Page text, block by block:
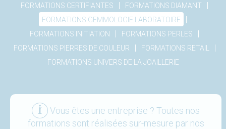
FORMATIONS CERTIFIANTES | FORMATIONS DIAMANT |
FORMATIONS GEMMOLOGIE LABORATOIRE |
FORMATIONS INITIATION | FORMATIONS PERLES |
FORMATIONS PIERRES DE COULEUR | FORMATIONS RETAIL |
FORMATIONS UNIVERS DE LA JOAILLERIE
Vous êtes une entreprise ? Toutes nos
formations sont réalisées sur-mesure par nos